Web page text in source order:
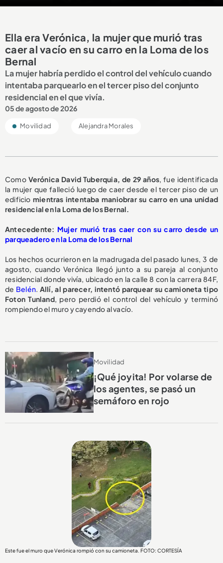
Ella era Verónica, la mujer que murió tras
caer al vacío en su carro en la Loma de los
Bernal
La mujer habría perdido el control del vehículo cuando
intentaba parquearlo en el tercer piso del conjunto
residencial en el que vivía.
05 de agosto de 2026
Movilidad Alejandra Morales
Como Verónica David Tuberquia, de 29 años , fue identificada
la mujer que falleció luego de caer desde el tercer piso de un
edificio mientras intentaba maniobrar su carro en una unidad
residencial en la Loma de los Bernal.
Antecedente: Mujer murió tras caer con su carro desde un
parqueadero en la Loma de los Bernal
Los hechos ocurrieron en la madrugada del pasado lunes, 3 de
agosto, cuando Verónica llegó junto a su pareja al conjunto
residencial donde vivía, ubicado en la calle 8 con la carrera 84F,
de Belén Allí, al parecer, intentó parquear su camioneta tipo
Foton Tunland, pero perdió el control del vehículo y terminó
rompiendo el muro y cayendo al vacío.
Movilidad
¡Qué joyita! Por volarse de
los agentes, se pasó un
semáforo en rojo
Este fue el muro que Verónica rompió con su camioneta. FOTO: CORTESÍA